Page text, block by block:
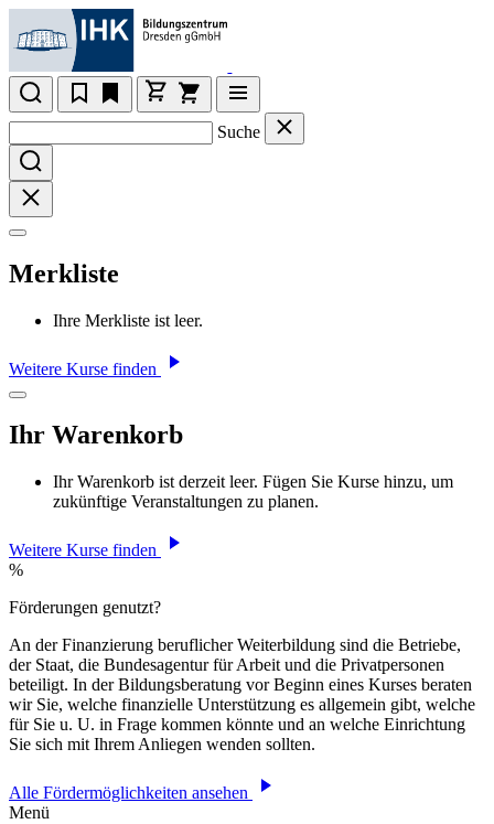
Suche
Merkliste
Ihre Merkliste ist leer.
Weitere Kurse finden
Ihr Warenkorb
Ihr Warenkorb ist derzeit leer. Fügen Sie Kurse hinzu, um
zukünftige Veranstaltungen zu planen.
Weitere Kurse finden
%
Förderungen genutzt?
An der Finanzierung beruflicher Weiterbildung sind die Betriebe,
der Staat, die Bundesagentur für Arbeit und die Privatpersonen
beteiligt. In der Bildungsberatung vor Beginn eines Kurses beraten
wir Sie, welche finanzielle Unterstützung es allgemein gibt, welche
für Sie u. U. in Frage kommen könnte und an welche Einrichtung
Sie sich mit Ihrem Anliegen wenden sollten.
Alle Fördermöglichkeiten ansehen
Menü